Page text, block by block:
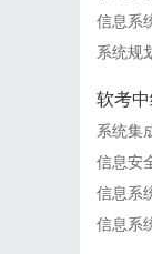
信息系
系统规
软考
系统集
信息安
信息系
信息系